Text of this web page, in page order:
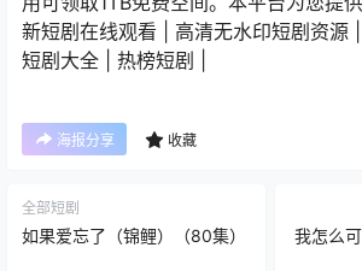
新短剧在线观看 | 高清无水印短剧资源
短剧大全 | 热榜短剧 |
海报分享 收藏
全部短剧
如果爱忘了（锦鲤）（80集）
我怎么